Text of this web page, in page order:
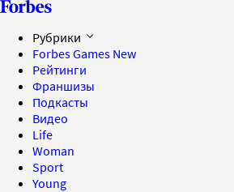
Рубрики
Forbes Games New
Рейтинги
Франшизы
Подкасты
Видео
Life
Woman
Sport
Young